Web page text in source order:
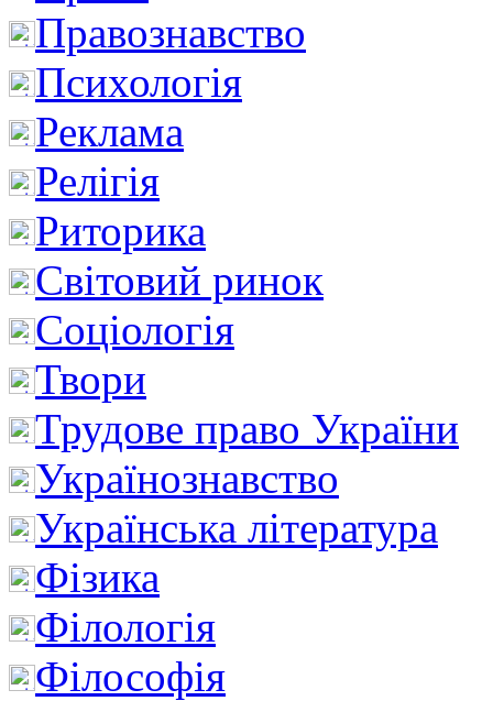
Правознавство
Психологія
Реклама
Релігія
Риторика
Світовий ринок
Соціологія
Твори
Трудове право України
Українознавство
Українська література
Фізика
Філологія
Філософія